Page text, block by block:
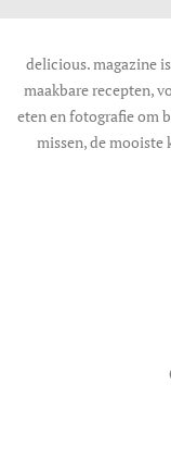
delicious. magazine
maakbare recepten,
eten en fotografie om
missen, de mooiste